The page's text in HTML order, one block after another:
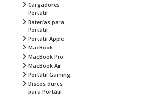
Cargadores
Portátil
Baterías para
Portátil
Portátil Apple
MacBook
MacBook Pro
MacBook Air
Portátil Gaming
Discos duros
para Portátil